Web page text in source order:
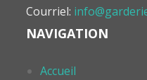
Courriel:
NAVIGATION
Accueil